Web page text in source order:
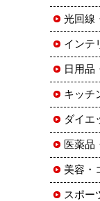
光回線
インテ
日用品
キッチ
ダイエ
医薬品
美容・
スポー